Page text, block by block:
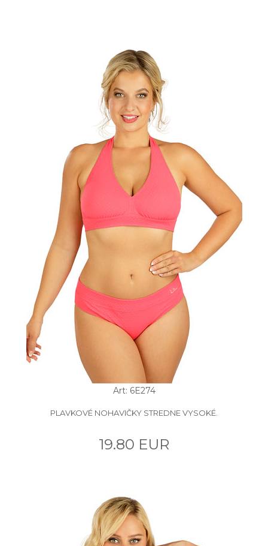
Art: 6E274
PLAVKOVÉ NOHAVIČKY STREDNE VYSOKÉ.
19.80 EUR